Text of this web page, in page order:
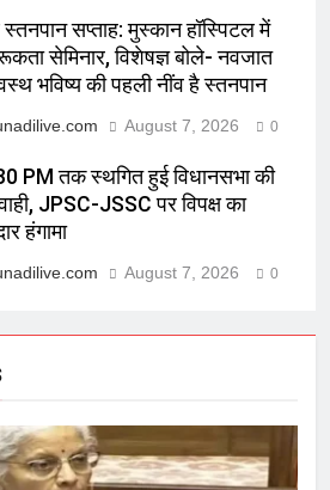
स्तनपान सप्ताह: मुस्कान हॉस्पिटल में
सेमिनार, विशेषज्ञ बोले- नवजात
भविष्य की पहली नींव है स्तनपान
August 7, 2026 0
PM तक स्थगित हुई विधानसभा की
JPSC-JSSC पर विपक्ष का
हंगामा
August 7, 2026 0